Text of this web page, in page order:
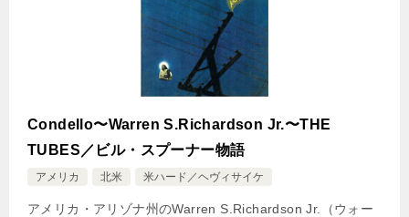
Condello〜Warren S.Richardson Jr.〜THE
TUBES／ビル・スプーナー物語
アメリカ 北米 米ハード／ヘヴィサイケ
アメリカ・アリゾナ州のWarren S.Richardson Jr.（ウォー